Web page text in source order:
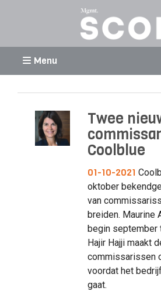
Menu
Twee
Coolblue
01-10-2021
oktober
van
breiden. Maurine
begin september
Hajir Hajji maakt
commissarissen
voordat het
gaat.